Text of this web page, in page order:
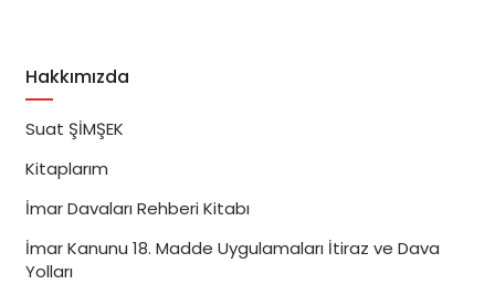
Hakkımızda
Suat ŞİMŞEK
Kitaplarım
İmar Davaları Rehberi Kitabı
İmar Kanunu 18. Madde Uygulamaları İtiraz ve Dava
Yolları